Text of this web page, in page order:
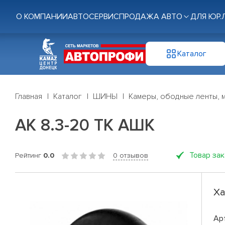
О КОМПАНИИАВТОСЕРВИСПРОДАЖА АВТО ДЛЯ
Каталог
Главная Каталог ШИНЫ Камеры, ободные ленты,
АК 8.3-20 ТК АШК
Рейтинг 0.0 0 отзывов Товар